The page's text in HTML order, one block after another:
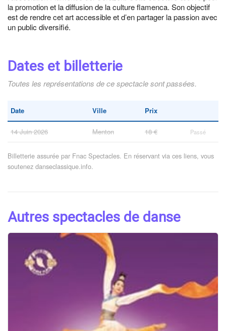
la promotion et la diffusion de la culture flamenca. Son objectif
est de rendre cet art accessible et d’en partager la passion avec
un public diversifié.
Dates et billetterie
Toutes les représentations de ce spectacle sont passées.
Date Ville Prix
14 Juin 2026 Menton 18 € Passé
Billetterie assurée par Fnac Spectacles. En réservant via ces liens, vous
soutenez danseclassique.info.
Autres spectacles de danse